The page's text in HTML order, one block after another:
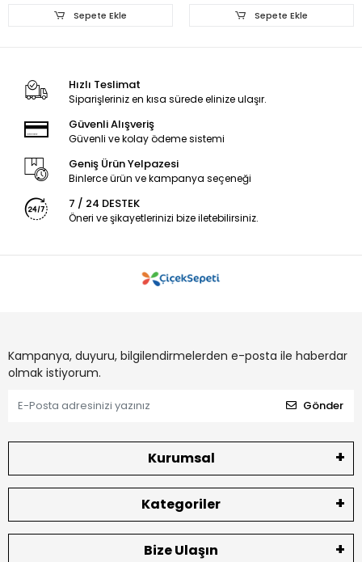
Sepete Ekle Sepete Ekle
Hızlı Teslimat
Siparişleriniz en kısa sürede elinize ulaşır.
Güvenli Alışveriş
Güvenli ve kolay ödeme sistemi
Geniş Ürün Yelpazesi
Binlerce ürün ve kampanya seçeneği
7 / 24 DESTEK
Öneri ve şikayetlerinizi bize iletebilirsiniz.
Kampanya, duyuru, bilgilendirmelerden e-posta ile haberdar
olmak istiyorum.
Gönder
Kurumsal
Kategoriler
Bize Ulaşın